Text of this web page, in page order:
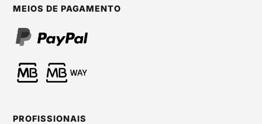
MEIOS DE PAGAMENTO
PROFISSIONAIS